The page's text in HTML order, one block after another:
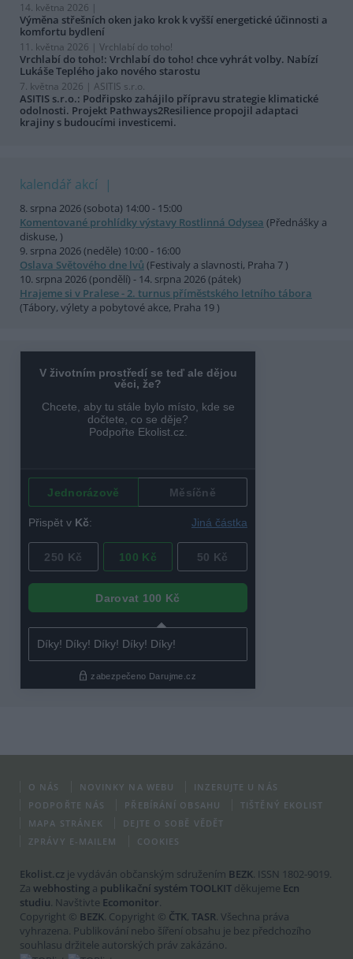
14. května 2026 |
Výměna střešních oken jako krok k vyšší energetické účinnosti a
komfortu bydlení
11. května 2026 | Vrchlabí do toho!
Vrchlabí do toho!: Vrchlabí do toho! chce vyhrát volby. Nabízí
Lukáše Teplého jako nového starostu
7. května 2026 | ASITIS s.r.o.
ASITIS s.r.o.: Podřipsko zahájilo přípravu strategie klimatické
odolnosti. Projekt Pathways2Resilience propojil adaptaci
krajiny s budoucími investicemi.
kalendář akcí
8. srpna 2026 (sobota) 14:00 - 15:00
Komentované prohlídky výstavy Rostlinná Odysea (Přednášky a
diskuse, )
9. srpna 2026 (neděle) 10:00 - 16:00
Oslava Světového dne lvů (Festivaly a slavnosti, Praha 7 )
10. srpna 2026 (pondělí) - 14. srpna 2026 (pátek)
Hrajeme si v Pralese - 2. turnus příměstského letního tábora
(Tábory, výlety a pobytové akce, Praha 19 )
O NÁS NOVINKY NA WEBU
INZERUJTE U NÁS
PODPOŘTE NÁS
PŘEBÍRÁNÍ OBSAHU
TIŠTĚNÝ EKOLIST
MAPA STRÁNEK
DEJTE O SOBĚ VĚDĚT
ZPRÁVY E-MAILEM
COOKIES
Ekolist.cz je vydáván občanským sdružením BEZK. ISSN 1802-9019.
Za webhosting a publikační systém TOOLKIT děkujeme Ecn
studiu. Navštivte Ecomonitor.
Copyright © BEZK. Copyright © ČTK, TASR. Všechna práva
vyhrazena. Publikování nebo šíření obsahu je bez předchozího
souhlasu držitele autorských práv zakázáno.